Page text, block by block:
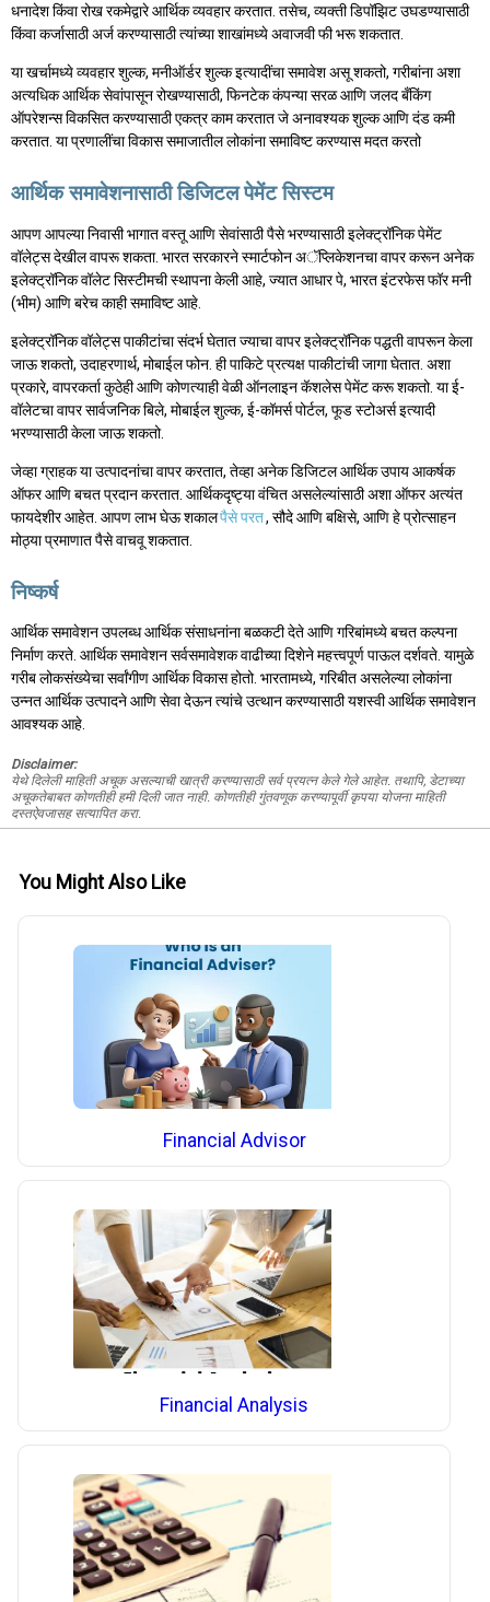
धनादेश किंवा रोख रकमेद्वारे आर्थिक व्यवहार करतात. तसेच, व्यक्ती डिपॉझिट उघडण्यासाठी
किंवा कर्जासाठी अर्ज करण्यासाठी त्यांच्या शाखांमध्ये अवाजवी फी भरू शकतात.
या खर्चामध्ये व्यवहार शुल्क, मनीऑर्डर शुल्क इत्यादींचा समावेश असू शकतो, गरीबांना अशा
अत्यधिक आर्थिक सेवांपासून रोखण्यासाठी, फिनटेक कंपन्या सरळ आणि जलद बँकिंग
ऑपरेशन्स विकसित करण्यासाठी एकत्र काम करतात जे अनावश्यक शुल्क आणि दंड कमी
करतात. या प्रणालींचा विकास समाजातील लोकांना समाविष्ट करण्यास मदत करतो
आर्थिक समावेशनासाठी डिजिटल पेमेंट सिस्टम
आपण आपल्या निवासी भागात वस्तू आणि सेवांसाठी पैसे भरण्यासाठी इलेक्ट्रॉनिक पेमेंट
वॉलेट्स देखील वापरू शकता. भारत सरकारने स्मार्टफोन अॅप्लिकेशनचा वापर करून अनेक
इलेक्ट्रॉनिक वॉलेट सिस्टीमची स्थापना केली आहे, ज्यात आधार पे, भारत इंटरफेस फॉर मनी
(भीम) आणि बरेच काही समाविष्ट आहे.
इलेक्ट्रॉनिक वॉलेट्स पाकीटांचा संदर्भ घेतात ज्याचा वापर इलेक्ट्रॉनिक पद्धती वापरून केला
जाऊ शकतो, उदाहरणार्थ, मोबाईल फोन. ही पाकिटे प्रत्यक्ष पाकीटांची जागा घेतात. अशा
प्रकारे, वापरकर्ता कुठेही आणि कोणत्याही वेळी ऑनलाइन कॅशलेस पेमेंट करू शकतो. या ई-
वॉलेटचा वापर सार्वजनिक बिले, मोबाईल शुल्क, ई-कॉमर्स पोर्टल, फूड स्टोअर्स इत्यादी
भरण्यासाठी केला जाऊ शकतो.
जेव्हा ग्राहक या उत्पादनांचा वापर करतात, तेव्हा अनेक डिजिटल आर्थिक उपाय आकर्षक
ऑफर आणि बचत प्रदान करतात. आर्थिकदृष्ट्या वंचित असलेल्यांसाठी अशा ऑफर अत्यंत
फायदेशीर आहेत. आपण लाभ घेऊ शकालपैसे परत, सौदे आणि बक्षिसे, आणि हे प्रोत्साहन
मोठ्या प्रमाणात पैसे वाचवू शकतात.
निष्कर्ष
आर्थिक समावेशन उपलब्ध आर्थिक संसाधनांना बळकटी देते आणि गरिबांमध्ये बचत कल्पना
निर्माण करते. आर्थिक समावेशन सर्वसमावेशक वाढीच्या दिशेने महत्त्वपूर्ण पाऊल दर्शवते. यामुळे
गरीब लोकसंख्येचा सर्वांगीण आर्थिक विकास होतो. भारतामध्ये, गरिबीत असलेल्या लोकांना
उन्नत आर्थिक उत्पादने आणि सेवा देऊन त्यांचे उत्थान करण्यासाठी यशस्वी आर्थिक समावेशन
आवश्यक आहे.
Disclaimer:
येथे दिलेली माहिती अचूक असल्याची खात्री करण्यासाठी सर्व प्रयत्न केले गेले आहेत. तथापि, डेटाच्या
अचूकतेबाबत कोणतीही हमी दिली जात नाही. कोणतीही गुंतवणूक करण्यापूर्वी कृपया योजना माहिती
दस्तऐवजासह सत्यापित करा.
You Might Also Like
Financial Advisor
Financial Analysis